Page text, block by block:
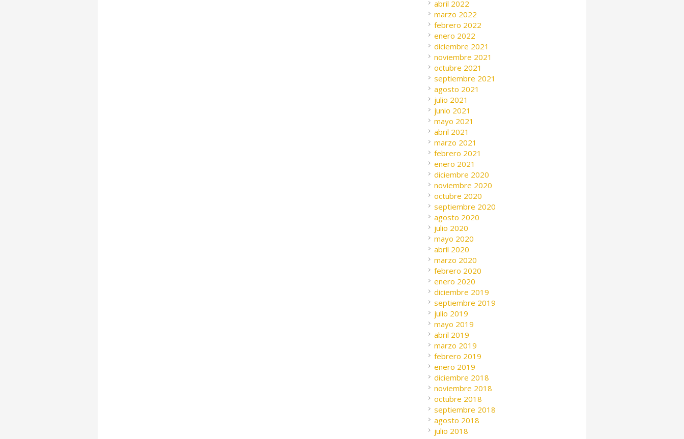
abril 2022
marzo 2022
febrero 2022
enero 2022
diciembre 2021
noviembre 2021
octubre 2021
septiembre 2021
agosto 2021
julio 2021
junio 2021
mayo 2021
abril 2021
marzo 2021
febrero 2021
enero 2021
diciembre 2020
noviembre 2020
octubre 2020
septiembre 2020
agosto 2020
julio 2020
mayo 2020
abril 2020
marzo 2020
febrero 2020
enero 2020
diciembre 2019
septiembre 2019
julio 2019
mayo 2019
abril 2019
marzo 2019
febrero 2019
enero 2019
diciembre 2018
noviembre 2018
octubre 2018
septiembre 2018
agosto 2018
julio 2018